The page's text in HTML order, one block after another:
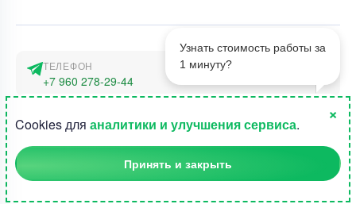
1
Узнать стоимость работы за
1 минуту?
ТЕЛЕФОН
+7 960 278-29-44
г. Москва, наб. Тараса Шевченко 23а
©2015-2026, Студландия -
Cookies для аналитики и улучшения сервиса.
×
Принять и закрыть